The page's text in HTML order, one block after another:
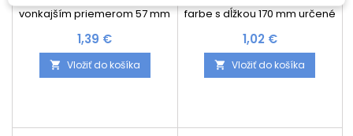
vonkajším priemerom 57 mm
mm. Montážny otvor stačí 41
mm . Hĺbka priechodky je 40
mm.
Cena
1,39 €
 Vložiť do košíka
farbe s dĺžkou 170 mm určené
Cena
1,02 €
 Vložiť do košíka